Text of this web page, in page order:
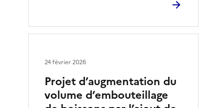
Projet d’augmentation du
volume d’embouteillage
24 février 2026